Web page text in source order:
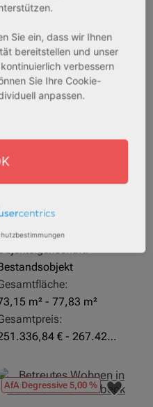
Sofortmiete
m² - 77,83 m²
251.336,84 € - 267.420,00 €
AfA Degressive 5,00 %
Sie ein, dass wir Ihnen
bereitstellen und unser
verbessern
Sie Ihre Cookie-
anpassen.